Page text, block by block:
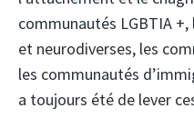
communautés LGBTIA
et neurodiverses, les
les communautés
a toujours été de lever